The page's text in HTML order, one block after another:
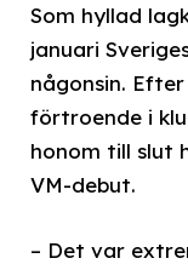
Som hyllad
januari
någonsin.
förtroende i
honom till slut
VM-debut.
– Det var